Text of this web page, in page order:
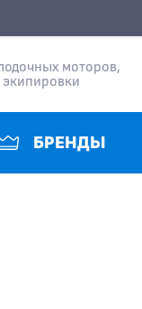
моторов,
экипировки
БРЕНДЫ